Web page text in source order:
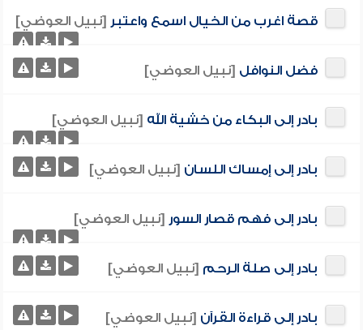
قصة اغرب من الخيال اسمع واعتبر [نبيل العوضي]
فضل النوافل [نبيل العوضي]
بادر إلى البكاء من خشية الله [نبيل العوضي]
بادر إلى إمساك اللسان [نبيل العوضي]
بادر إلى فهم قصار السور [نبيل العوضي]
بادر إلى صلة الرحم [نبيل العوضي]
بادر إلى قراءة القرآن [نبيل العوضي]